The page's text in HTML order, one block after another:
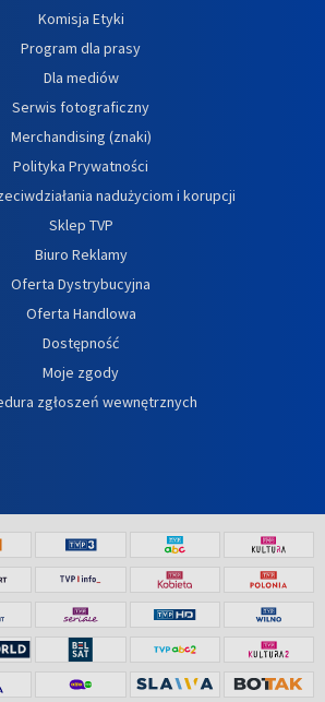
Komisja Etyki
Program dla prasy
Dla mediów
Serwis fotograficzny
Merchandising (znaki)
Polityka Prywatności
nadużyciom i korupcji
Sklep TVP
Biuro Reklamy
Oferta Dystrybucyjna
Oferta Handlowa
Dostępność
Moje zgody
zgłoszeń wewnętrznych